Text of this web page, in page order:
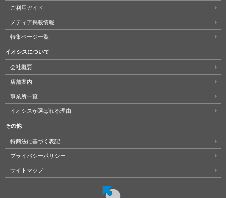
ご利用ガイド
メディア掲載情報
特集ページ一覧
イオシスについて
会社概要
店舗案内
事業所一覧
イオシスが選ばれる理由
その他
特商法に基づく表記
プライバシーポリシー
サイトマップ